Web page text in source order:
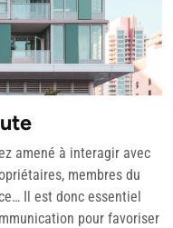
amené à interagir avec
membres du
Il est donc essentiel
pour favoriser